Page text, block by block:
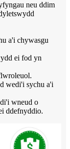
neu ddim
a'i chywasgu
ei fod yn
wedi'i sychu a'i
wneud o
ddefnyddio.